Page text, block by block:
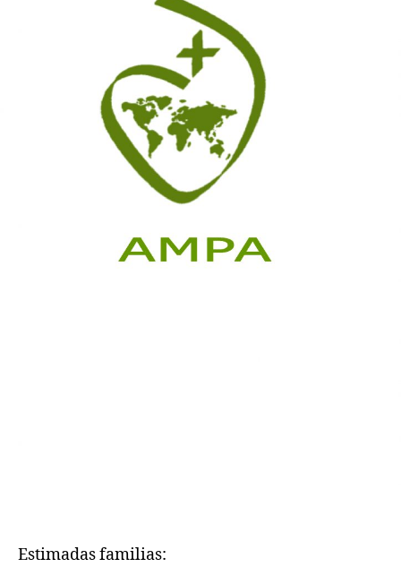
Estimadas familias: